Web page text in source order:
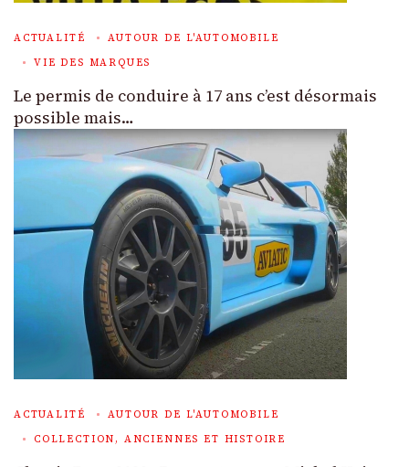
ACTUALITÉ
AUTOUR DE L'AUTOMOBILE
VIE DES MARQUES
Le permis de conduire à 17 ans c’est désormais
possible mais…
ACTUALITÉ
AUTOUR DE L'AUTOMOBILE
COLLECTION, ANCIENNES ET HISTOIRE